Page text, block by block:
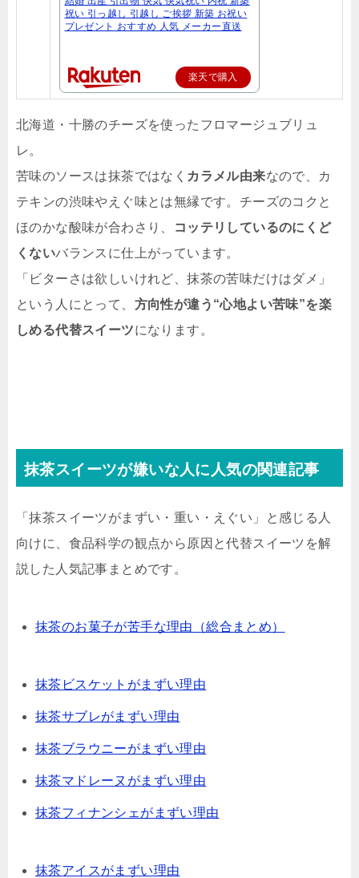
祝い 引っ越し 引越し ご挨拶 新築 お祝い
プレゼント おすすめ 人気 メーカー直送
楽天で購入
北海道・十勝のチーズを使ったフロマージュブリュ
レ。
苦味のソースは抹茶ではなく カラメル由来なので、カ
テキンの渋味やえぐ味とは無縁です。チーズのコクと
ほのかな酸味が合わさり、
コッテリしているのにくど
くないバランスに仕上がっています。
「ビターさは欲しいけれど、抹茶の苦味だけはダメ」
という人にとって、 方向性が違う“心地よい苦味”を楽
しめる代替スイーツになります。
抹茶スイーツが嫌いな人に人気の関連記事
「抹茶スイーツがまずい・重い・えぐい」と感じる人
向けに、食品科学の観点から原因と代替スイーツを解
説した人気記事まとめです。
抹茶のお菓子が苦手な理由（総合まとめ）
抹茶ビスケットがまずい理由
抹茶サブレがまずい理由
抹茶ブラウニーがまずい理由
抹茶マドレーヌがまずい理由
抹茶フィナンシェがまずい理由
抹茶アイスがまずい理由